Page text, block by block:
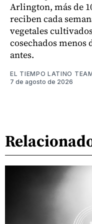
Arlington, más de
reciben cada
vegetales
cosechados menos
antes.
EL TIEMPO LATINO
7 de agosto de 2026